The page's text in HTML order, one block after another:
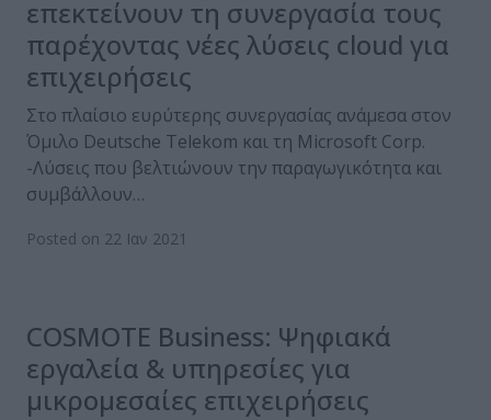
επεκτείνουν τη συνεργασία τους
παρέχοντας νέες λύσεις cloud για
επιχειρήσεις
Στο πλαίσιο ευρύτερης συνεργασίας ανάμεσα στον
Όμιλο Deutsche Telekom και τη Microsoft Corp.
-Λύσεις που βελτιώνουν την παραγωγικότητα και
συμβάλλουν…
Posted on 22 Ιαν 2021
COSMOTE Business: Ψηφιακά
εργαλεία & υπηρεσίες για
μικρομεσαίες επιχειρήσεις